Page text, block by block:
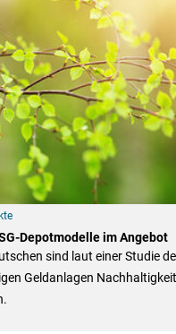
Depotmodelle im Angebot
sind laut einer Studie
Geldanlagen